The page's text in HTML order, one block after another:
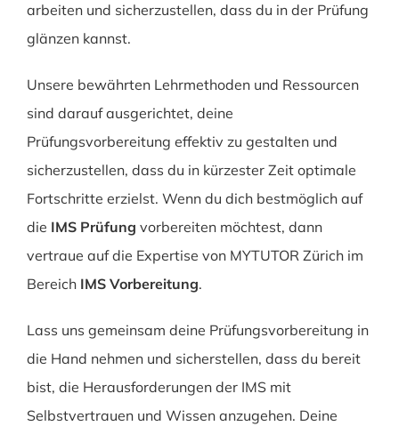
arbeiten und sicherzustellen, dass du in der Prüfung
glänzen kannst.
Unsere bewährten Lehrmethoden und Ressourcen
sind darauf ausgerichtet, deine
Prüfungsvorbereitung effektiv zu gestalten und
sicherzustellen, dass du in kürzester Zeit optimale
Fortschritte erzielst. Wenn du dich bestmöglich auf
die IMS Prüfung vorbereiten möchtest, dann
vertraue auf die Expertise von MYTUTOR Zürich im
Bereich IMS Vorbereitung.
Lass uns gemeinsam deine Prüfungsvorbereitung in
die Hand nehmen und sicherstellen, dass du bereit
bist, die Herausforderungen der IMS mit
Selbstvertrauen und Wissen anzugehen. Deine